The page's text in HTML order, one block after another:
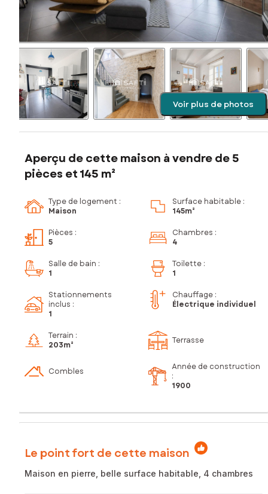
Voir plus de photos
Aperçu de cette maison à vendre de 5
pièces et 145 m²
Type de logement :
Maison
Surface habitable :
145m²
Pièces :
5
Chambres :
4
Salle de bain :
1
Toilette :
1
Stationnements
inclus :
1
Chauffage :
Électrique individuel
Terrain :
203m²
Terrasse
Combles
Année de construction
:
1900
Le point fort de cette maison
Maison en pierre, belle surface habitable, 4 chambres